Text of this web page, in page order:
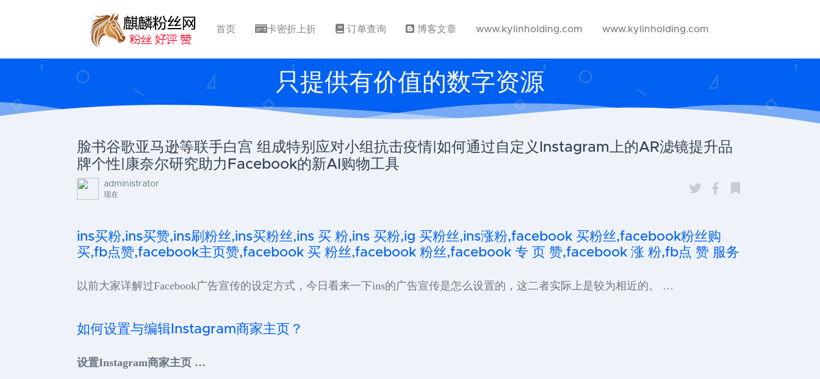
首页 卡密折上折 订单查询 博客文章 www.kylinholding.com www.kylinholding.com
只提供有价值的数字资源
脸书谷歌亚马逊等联手白宫 组成特别应对小组抗击疫情|如何通过自定义Instagram上的AR滤镜提升品
牌个性|康奈尔研究助力Facebook的新AI购物工具
administrator
现在
ins买粉,ins买赞,ins刷粉丝,ins买粉丝,ins 买 粉,ins 买粉,ig 买粉丝,ins涨粉,facebook 买粉丝,facebook粉丝购
买,fb点赞,facebook主页赞,facebook 买 粉丝,facebook 粉丝,facebook 专 页 赞,facebook 涨 粉,fb点 赞 服务
以前大家详解过Facebook广告宣传的设定方式，今日看来一下ins的广告宣传是怎么设置的，这二者实际上是较为相近的。 …
如何设置与编辑Instagram商家主页？
设置Instagram商家主页 …